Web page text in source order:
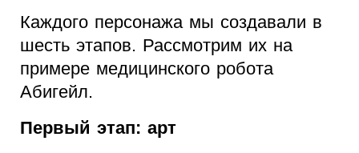
Каждого персонажа мы создавали в
шесть этапов. Рассмотрим их на
примере медицинского робота
Абигейл.
Первый этап: арт